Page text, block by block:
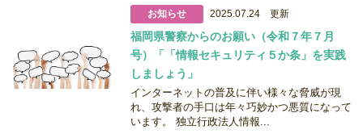
お知らせ 2025.07.24 更新
福岡県警察からのお願い（令和７年７月
号）「「情報セキュリティ５か条」を実践
しましょう」
インターネットの普及に伴い様々な脅威が現
れ、攻撃者の手口は年々巧妙かつ悪質になって
います。 独立行政法人情報...